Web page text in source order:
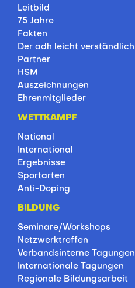
Leitbild
75 Jahre
Fakten
Der adh leicht verständlich
Partner
HSM
Auszeichnungen
Ehrenmitglieder
WETTKAMPF
National
International
Ergebnisse
Sportarten
Anti-Doping
BILDUNG
Seminare/Workshops
Netzwerktreffen
Verbandsinterne Tagungen
Internationale Tagungen
Regionale Bildungsarbeit